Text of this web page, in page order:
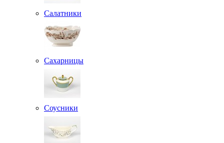
Салатники
Сахарницы
Соусники